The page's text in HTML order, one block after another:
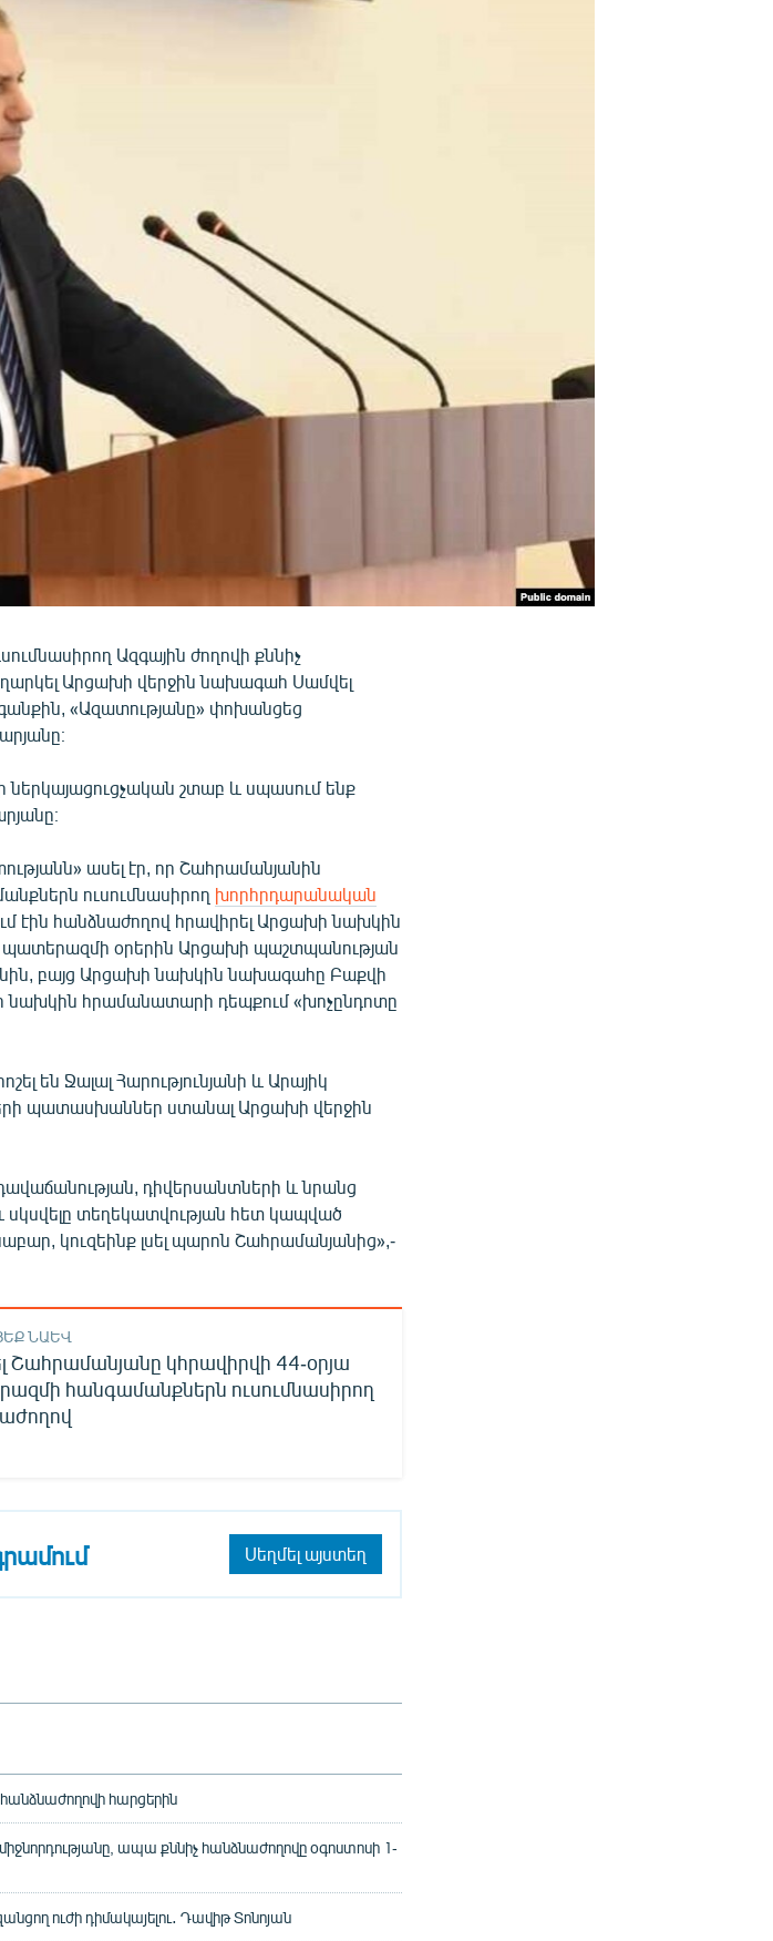
Ազգային ժողովի քննիչ
Արցախի վերջին նախագահ Սամվել
«Ազատությանը» փոխանցեց
շտաբ և սպասում ենք
ասել էր, որ Շահրամանյանին
ուսումնասիրող խորհրդարանական
էին հանձնաժողով հրավիրել Արցախի նախկին
պատերազմի օրերին Արցախի պաշտպանության
բայց Արցախի նախկին նախագահը Բաքվի
նախկին հրամանատարի դեպքում «խոչընդոտը
են Ջալալ Հարությունյանի և Արայիկ
պատասխաններ ստանալ Արցախի վերջին
դիվերսանտների և նրանց
սկսվելը տեղեկատվության հետ կապված
կուզեինք լսել պարոն Շահրամանյանից»,-
ՆԱԵՎ
Շահրամանյանը կհրավիրվի 44-օրյա
հանգամանքներն ուսումնասիրող
Սեղմել այստեղ
հարցերին
ապա քննիչ հանձնաժողովը օգոստոսի 1-
ուժի դիմակայելու․ Դավիթ Տոնոյան